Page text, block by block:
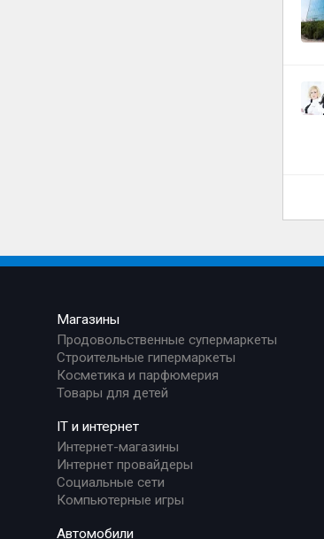
Магазины
Продовольственные супермаркеты
Строительные гипермаркеты
Косметика и парфюмерия
Товары для детей
IT и интернет
Интернет-магазины
Интернет провайдеры
Социальные сети
Компьютерные игры
Автомобили